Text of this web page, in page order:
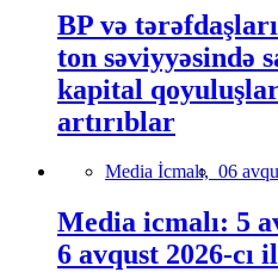
BP və
ton səviyyəsində
kapital
artırıblar
Media İcmalı, 06
Media icmalı: 5
6 avqust 2026-cı